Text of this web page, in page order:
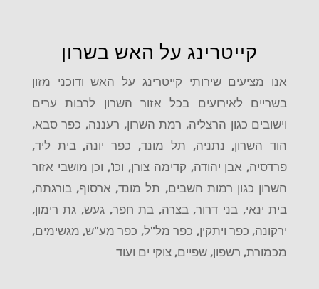
קייטרינג על האש בשרון
אנו מציעים שירותי קייטרינג על האש ודוכני מזון
בשריים לאירועים בכל אזור השרון לרבות ערים
וישובים כגון הרצליה, רמת השרון, רעננה, כפר סבא,
הוד השרון, נתניה, תל מונד, כפר יונה, בית ליד,
פרדסיה, אבן יהודה, קדימה צורן, וכו', וכן מושבי אזור
השרון כגון רמות השבים, תל מונד, ארסוף, בורגתה,
בית ינאי, בני דרור, בצרה, בת חפר, געש, גת רימון,
ירקונה, כפר ויתקין, כפר מל"ל, כפר מע"ש, מגשימים,
מכמורת, רשפון, שפיים, צוקי ים ועוד